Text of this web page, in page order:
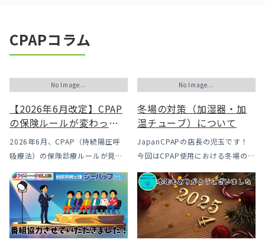
CPAPコラム
No Image...
【2026年6月改定】CPAP
の保険ルールが変わった
｜CPAPが使えなくなるか
も？変更のメリット・デ
う選択肢
2026年6月、CPAP（持続陽圧呼
吸療法）の保険診療ルールが見直
ルは下がった一方で、「続ける」
ための条件はこれまでより厳しく
なっています。この記事では、何
がどう変わったのかを患者様の立
場で […]
No Image...
冬場の対策（加湿器・加
温チューブ）について
JapanCPAPの店長の児玉です！
今回はCPAP使用における冬場のよ
露」についてのお話をさせて頂き
ます。 我々の拠点の北陸はCPAP
使用時に「乾燥・寒さ・結露」が
起こりやすい地域です、その […]